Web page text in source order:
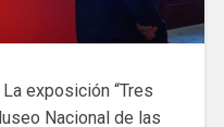
exposición “Tres
Nacional de las